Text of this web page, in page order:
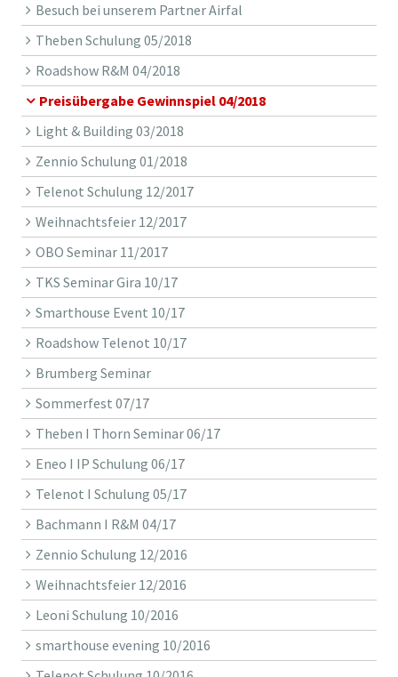
Besuch bei unserem Partner Airfal
Theben Schulung 05/2018
Roadshow R&M 04/2018
Preisübergabe Gewinnspiel 04/2018
Light & Building 03/2018
Zennio Schulung 01/2018
Telenot Schulung 12/2017
Weihnachtsfeier 12/2017
OBO Seminar 11/2017
TKS Seminar Gira 10/17
Smarthouse Event 10/17
Roadshow Telenot 10/17
Brumberg Seminar
Sommerfest 07/17
Theben I Thorn Seminar 06/17
Eneo I IP Schulung 06/17
Telenot I Schulung 05/17
Bachmann I R&M 04/17
Zennio Schulung 12/2016
Weihnachtsfeier 12/2016
Leoni Schulung 10/2016
smarthouse evening 10/2016